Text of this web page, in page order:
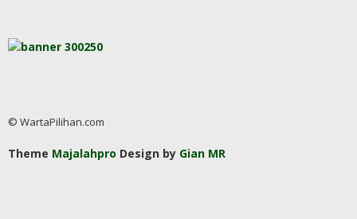
© WartaPilihan.com
Theme Majalahpro Design by Gian MR